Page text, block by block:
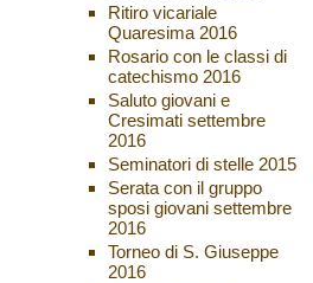
Ritiro vicariale
Quaresima 2016
Rosario con le classi di
catechismo 2016
Saluto giovani e
Cresimati settembre
2016
Seminatori di stelle 2015
Serata con il gruppo
sposi giovani settembre
2016
Torneo di S. Giuseppe
2016